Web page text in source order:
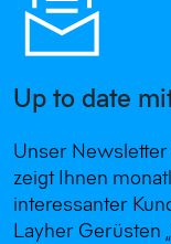
Up to date
Unser
zeigt Ihnen
interessanter
Layher Gerüsten